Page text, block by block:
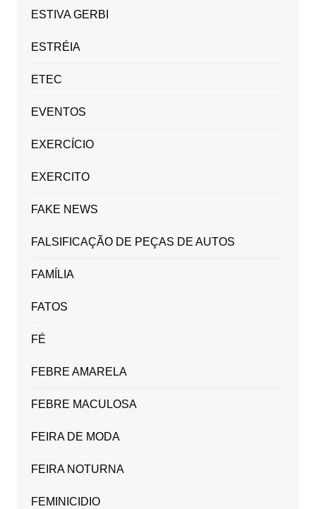
ESTIVA GERBI
ESTRÉIA
ETEC
EVENTOS
EXERCÍCIO
EXERCITO
FAKE NEWS
FALSIFICAÇÃO DE PEÇAS DE AUTOS
FAMÍLIA
FATOS
FÉ
FEBRE AMARELA
FEBRE MACULOSA
FEIRA DE MODA
FEIRA NOTURNA
FEMINICIDIO